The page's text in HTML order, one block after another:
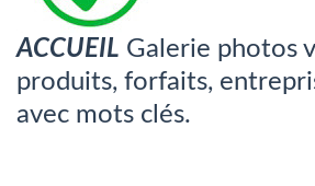
ACCUEIL Galerie photos
produits, forfaits,
avec mots clés.